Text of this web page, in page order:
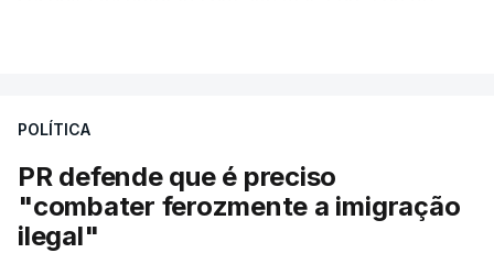
desencadeando uma ação de prevenção
articulação com a Marinha, a Autoridade Marítima
Nacional e a Força Aérea.
POLÍTICA
PR defende que é preciso
"combater ferozmente a imigração
ilegal"